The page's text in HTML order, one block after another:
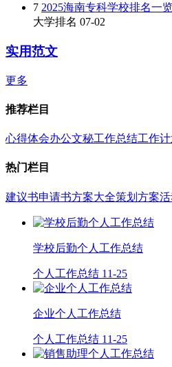
7 2025海南专科学校排名一
大学排名 07-02
实用范文
更多
推荐栏目
心得体会办公文秘工作总结工作计
热门栏目
建议书申请书方案大全策划方案
学校后勤个人工作总结
个人工作总结 11-25
企业个人工作总结
个人工作总结 11-25